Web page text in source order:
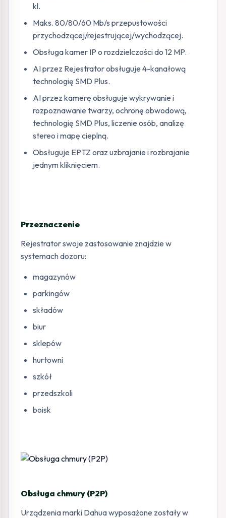
kl.
Maks. 80/80/60 Mb/s przepustowości
przychodzącej/rejestrującej/wychodzącej.
Obsługa kamer IP o rozdzielczości do 12 MP.
AI przez Rejestrator obsługuje 4-kanałową
technologię SMD Plus.
AI przez kamerę obsługuje wykrywanie i
rozpoznawanie twarzy, ochronę obwodową,
technologię SMD Plus, liczenie osób, analizę
stereo i mapę cieplną.
Obsługuje EPTZ oraz uzbrajanie i rozbrajanie
jednym kliknięciem.
Przeznaczenie
Rejestrator swoje zastosowanie znajdzie w
systemach dozoru:
magazynów
parkingów
składów
biur
sklepów
hurtowni
szkół
przedszkoli
boisk
Obsługa chmury (P2P)
Urządzenia marki Dahua wyposażone zostały w